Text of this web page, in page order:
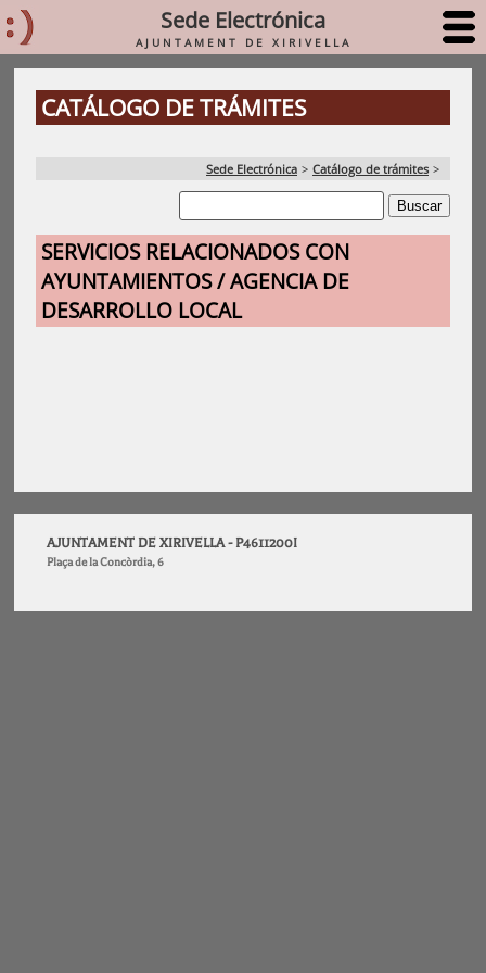
Sede Electrónica
AJUNTAMENT DE XIRIVELLA
CATÁLOGO DE TRÁMITES
Sede Electrónica > Catálogo de trámites >
SERVICIOS RELACIONADOS CON
AYUNTAMIENTOS / AGENCIA DE
DESARROLLO LOCAL
AJUNTAMENT DE XIRIVELLA - P4611200I
Plaça de la Concòrdia, 6